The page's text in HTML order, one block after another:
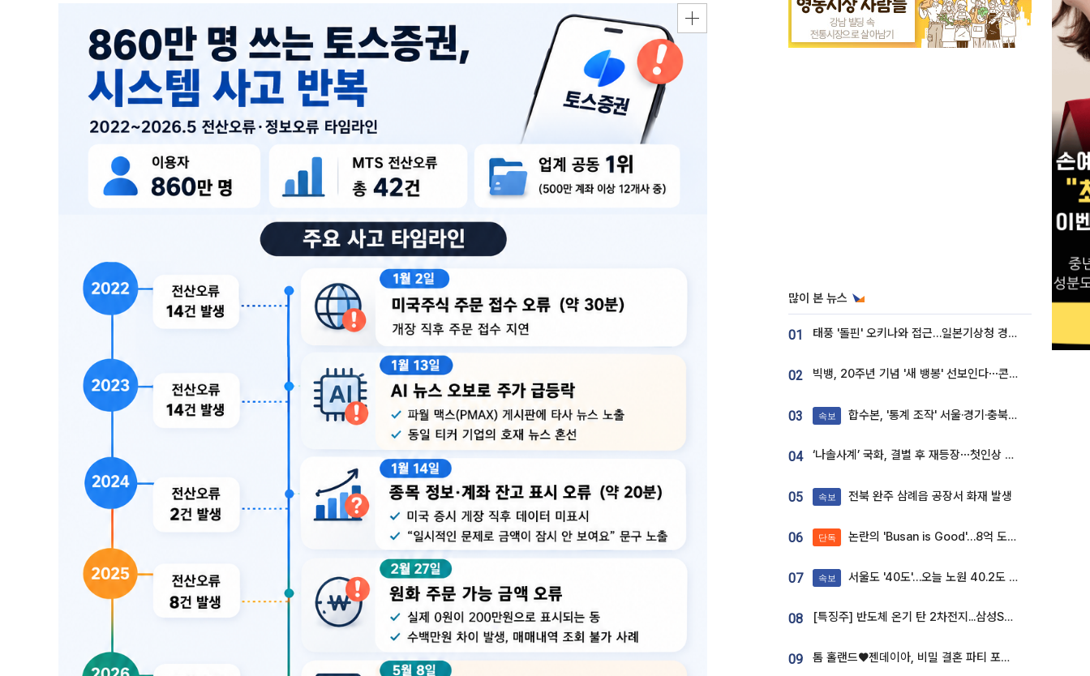
많이 본 뉴스
01 태풍 '돌핀' 오키나와 접근…일본기상청 경로 업데이트
02 빅뱅, 20주년 기념 '새 뱅봉' 선보인다⋯콘서트 앞두고 팝업 개최
03 속보 합수본, '통계 조작' 서울·경기·충북 선관위 등 추가 압수수색
04 ‘나솔사계’ 국화, 결별 후 재등장⋯첫인상 투표 휩쓸고 ‘인기녀’ 등극
05 속보 전북 완주 삼례읍 공장서 화재 발생
06 단독 논란의 'Busan is Good'…8억 도시브랜드, 용산 대통령실 CI 업체가 수행
07 속보 서울도 '40도'…오늘 노원 40.2도 기록
08 [특징주] 반도체 온기 탄 2차전지...삼성SDI, 장 초반 7% 넘게 껑충
09 톰 홀랜드♥젠데이아, 비밀 결혼 파티 포착⋯호텔 대관비만 9억